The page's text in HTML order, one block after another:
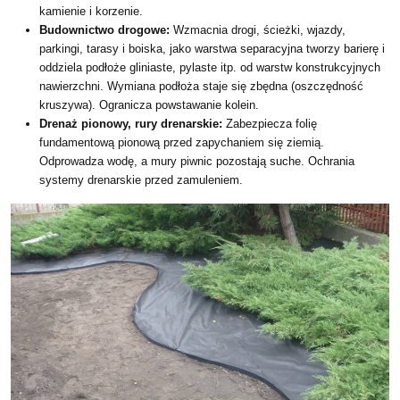
kamienie i korzenie.
Budownictwo drogowe: Wzmacnia drogi, ścieżki, wjazdy,
parkingi, tarasy i boiska, jako warstwa separacyjna tworzy barierę i
oddziela podłoże gliniaste, pylaste itp. od warstw konstrukcyjnych
nawierzchni. Wymiana podłoża staje się zbędna (oszczędność
kruszywa). Ogranicza powstawanie kolein.
Drenaż pionowy, rury drenarskie: Zabezpiecza folię
fundamentową pionową przed zapychaniem się ziemią.
Odprowadza wodę, a mury piwnic pozostają suche. Ochrania
systemy drenarskie przed zamuleniem.